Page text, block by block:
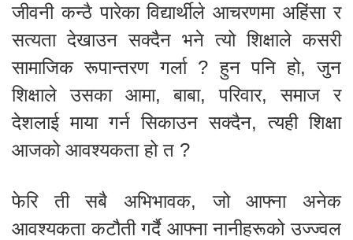
जीवनी कन्ठै पारेका विद्यार्थीले आचरणमा अहिंसा र
सत्यता देखाउन सक्दैन भने त्यो शिक्षाले कसरी
सामाजिक रूपान्तरण गर्ला ? हुन पनि हो, जुन
शिक्षाले उसका आमा, बाबा, परिवार, समाज र
देशलाई माया गर्न सिकाउन सक्दैन, त्यही शिक्षा
आजको आवश्यकता हो त ?
फेरि ती सबै अभिभावक, जो आफ्ना अनेक
आवश्यकता कटौती गर्दै आफ्ना नानीहरूको उज्ज्वल